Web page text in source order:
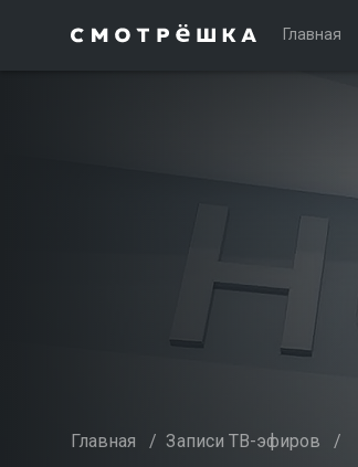
Главная
Главная / Записи ТВ-эфиров /